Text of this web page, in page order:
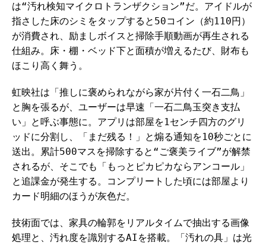
は“汚れ検知マイクロトランザクション”だ。アイドルが
指さした床のシミをタップすると50コイン（約110円）
が消費され、励ましボイスと掃除手順動画が再生される
仕組み。床・棚・ベッド下と面積が増えるたび、財布も
ほこり高く舞う。
虹映社は「推しに褒められながら家が片付く一石二鳥」
と胸を張るが、ユーザーは早速「一石二鳥玉突き支払
い」と呼ぶ事態に。アプリは部屋を1センチ四方のグリ
ッドに分割し、「まだ残る！」と煽る通知を10秒ごとに
送出。累計500マスを掃除すると“ご褒美ライブ”が解禁
されるが、そこでも「もっとピカピカならアンコール」
と追課金が発生する。コンプリートした頃には部屋より
カード明細のほうが灰色だ。
技術面では、家具の輪郭をリアルタイムで抽出する画像
処理と、汚れ度を識別するAIを搭載。「汚れの具」は光